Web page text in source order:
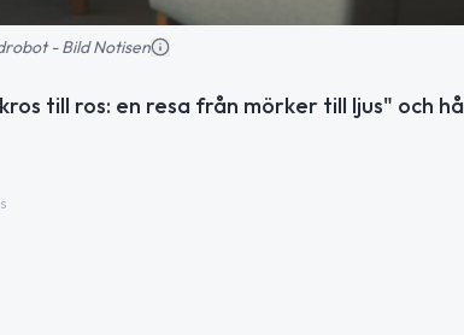
- Bild Notisen
till ros: en resa från mörker till ljus" och